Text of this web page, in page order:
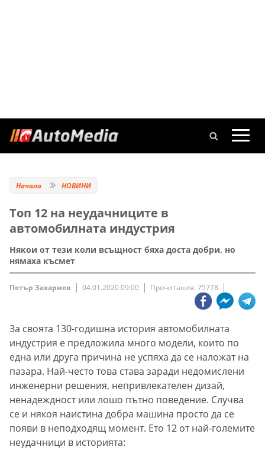
Начало НОВИНИ
Топ 12 на неудачниците в
автомобилната индустрия
Някои от тези коли всъщност бяха доста добри, но
нямаха късмет
Петър Захариев 04.01.2020 09:00 Прочитания: 75778
За своята 130-годишна история автомобилната
индустрия е предложила много модели, които по
една или друга причина не успяха да се наложат на
пазара. Най-често това става заради недомислени
инженерни решения, непривлекателен дизай,
ненадеждност или лошо пътно поведение. Случва
се и някоя наистина добра машина просто да се
появи в неподходящ момент. Ето 12 от най-големите
неудачници в историята: